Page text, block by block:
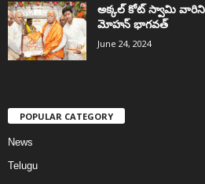
అక్కల్‌ కోట్‌ స్వామి వారిని
మోహన్ భాగవత్
June 24, 2024
POPULAR CATEGORY
News
Telugu